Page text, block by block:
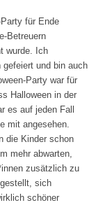
für Ende
Betreuern
wurde. Ich
und bin auch
Party war für
Halloween in der
es auf jeden Fall
mit angesehen.
die Kinder schon
mehr abwarten,
zusätzlich zu
sich
schöner